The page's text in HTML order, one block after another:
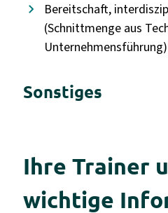
Bereitschaft,
(Schnittmenge aus
Unternehmensführung)
Sonstiges
Ihre Trainer
wichtige